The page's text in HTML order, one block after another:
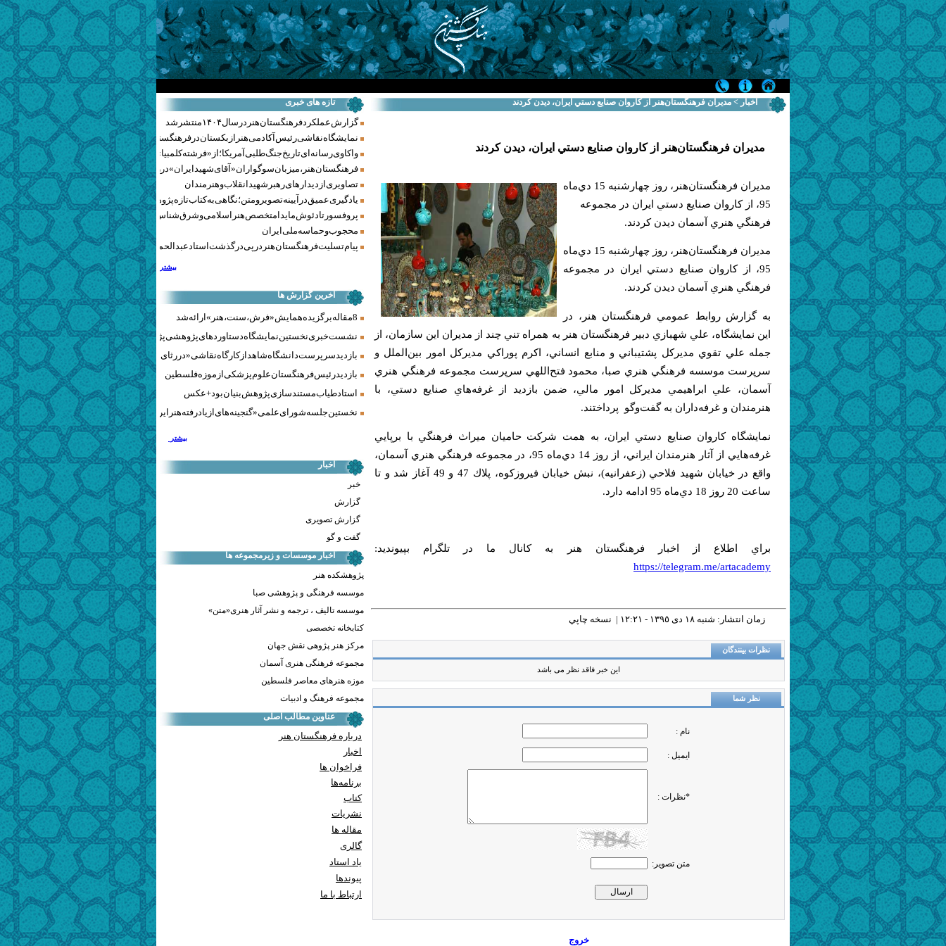
تازه های خبری
گزارش عملکرد فرهنگستان هنر در سال ۱۴۰۴ منتشر شد
نمایشگاه نقاشی رئیس آکادمی هنر ازبکستان در فرهنگستان هنر
واکاوی رسانه‌ای تاریخ جنگ‌طلبی آمریکا؛ از «فرشته کلمبیا» تا پنتاگونیسم هالیوود
فرهنگستان هنر، میزبان سوگواران «آقای شهید ایران» در روزهای وداع شد+ گزارش تصویری
تصاویری از دیدارهای رهبر شهید انقلاب و هنرمندان
یادگیری عمیق در آیینه تصویر و متن؛ نگاهی به کتاب تازه پژوهشکده هنر
پروفسور تادئوش مایدا متخصص هنر اسلامی و شرق‌شناس لهستانی درگذشت
محجوب و حماسه ملی ایران
پیام تسلیت فرهنگستان هنر در پی درگذشت استاد عبدالحمید نقره‌کار
بیشتر
آخرین گزارش ها
8 مقاله برگزیده همایش «فرش، سنت، هنر» ارائه شد
نشست خبری نخستین نمایشگاه دستاوردهای پژوهشی پژوهشگاه‌های هنری
بازدید سرپرست دانشگاه شاهد از کارگاه نقاشی «در رثای سیمرغ تجلی»
بازدید رئیس فرهنگستان علوم پزشکی از موزه فلسطین
استاد طیاب مستندسازی پژوهش‌بنیان بود + عکس
نخستین جلسه شورای علمی «گنجینه‌های ازیادرفته هنر ایران» برگزار شد
بیشتر
اخبار
خبر
گزارش
گزارش تصویری
گفت و گو
اخبار موسسات و زیرمجموعه ها
پژوهشکده هنر
موسسه فرهنگی و پژوهشی صبا
موسسه تالیف ، ترجمه و نشر آثار هنری«متن»
کتابخانه تخصصی
مرکز هنر پژوهی نقش جهان
مجموعه فرهنگی هنری آسمان
موزه هنرهای معاصر فلسطین
مجموعه فرهنگ و ادبیات
عناوین مطالب اصلی
درباره فرهنگستان هنر
اخبار
فراخوان ها
برنامه‌ها
کتاب
نشریات
مقاله ها
گالری
یاد استاد
پيوندها
ارتباط با ما
اخبار > مديران فرهنگستان‌هنر از كاروان صنايع دستي ايران، ديدن كردند
مديران فرهنگستان‌هنر از كاروان صنايع دستي ايران، ديدن كردند
مديران فرهنگستان‌هنر، روز چهارشنبه 15 دي‌ماه
95، از كاروان صنايع دستي ايران در مجموعه
فرهنگي‌ هنري آسمان ديدن كردند.
مديران فرهنگستان‌هنر، روز چهارشنبه 15 دي‌ماه
95، از كاروان صنايع دستي ايران در مجموعه
فرهنگي‌ هنري آسمان ديدن كردند.
به گزارش روابط عمومي فرهنگستان هنر، در
اين نمايشگاه، علي شهبازي دبير فرهنگستان هنر به همراه تني چند از مديران اين سازمان، از
جمله علي تقوي مديركل پشتيباني و منابع انساني، اكرم پوراكي مديركل امور بين‌الملل و
سرپرست موسسه فرهنگي هنري صبا، محمود فتح‌اللهي سرپرست مجموعه فرهنگي هنري
آسمان، علي ابراهيمي مديركل امور مالي، ضمن بازديد از غرفه‌هاي صنايع دستي، با
هنرمندان و غرفه‌داران به گفت‌وگو پرداختند.
نمايشگاه كاروان صنايع دستي ايران، به همت شركت حاميان ميراث فرهنگي با برپايي
غرفه‌هايي از آثار هنرمندان ايراني، از روز 14 دي‌ماه 95، در مجموعه فرهنگي‌ هنري آسمان،
واقع در خيابان شهيد فلاحي (زعفرانيه)، نبش خیابان فیروزکوه، پلاك 47 و 49 آغاز شد و تا
ساعت 20 روز 18 دي‌ماه 95 ادامه دارد.
براي اطلاع از اخبار فرهنگستان هنر به كانال ما در تلگرام بپيونديد:
https://telegram.me/artacademy
زمان انتشار: شنبه ١٨ دی ١٣٩٥ - ١٢:٢١ | نسخه چاپي
نظرات بینندگان
این خبر فاقد نظر می باشد
نظر شما
نام :
ایمیل :
*نظرات :
متن تصویر:
خروج